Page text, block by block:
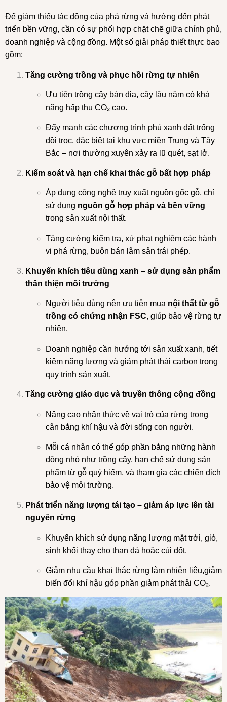
Để giảm thiểu tác động của phá rừng và hướng đến phát
triển bền vững, cần có sự phối hợp chặt chẽ giữa chính phủ,
doanh nghiệp và cộng đồng. Một số giải pháp thiết thực bao
gồm:
Tăng cường trồng và phục hồi rừng tự nhiên
Ưu tiên trồng cây bản địa, cây lâu năm có khả
năng hấp thụ CO₂ cao.
Đẩy mạnh các chương trình phủ xanh đất trống
đồi trọc, đặc biệt tại khu vực miền Trung và Tây
Bắc – nơi thường xuyên xảy ra lũ quét, sạt lở.
Kiểm soát và hạn chế khai thác gỗ bất hợp pháp
Áp dụng công nghệ truy xuất nguồn gốc gỗ, chỉ
sử dụng nguồn gỗ hợp pháp và bền vững
trong sản xuất nội thất.
Tăng cường kiểm tra, xử phạt nghiêm các hành
vi phá rừng, buôn bán lâm sản trái phép.
Khuyến khích tiêu dùng xanh – sử dụng sản phẩm
thân thiện môi trường
Người tiêu dùng nên ưu tiên mua nội thất từ gỗ
trồng có chứng nhận FSC, giúp bảo vệ rừng tự
nhiên.
Doanh nghiệp cần hướng tới sản xuất xanh, tiết
kiệm năng lượng và giảm phát thải carbon trong
quy trình sản xuất.
Tăng cường giáo dục và truyền thông cộng đồng
Nâng cao nhận thức về vai trò của rừng trong
cân bằng khí hậu và đời sống con người.
Mỗi cá nhân có thể góp phần bằng những hành
động nhỏ như trồng cây, hạn chế sử dụng sản
phẩm từ gỗ quý hiếm, và tham gia các chiến dịch
bảo vệ môi trường.
Phát triển năng lượng tái tạo – giảm áp lực lên tài
nguyên rừng
Khuyến khích sử dụng năng lượng mặt trời, gió,
sinh khối thay cho than đá hoặc củi đốt.
Giảm nhu cầu khai thác rừng làm nhiên liệu,giảm
biến đổi khí hậu góp phần giảm phát thải CO₂.